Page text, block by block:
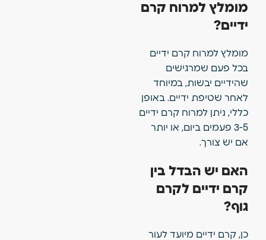
מומלץ למרוח קרם
ידיים?
מומלץ למרוח קרם ידיים
בכל פעם שמרגישים
שהידיים יבשות, במיוחד
לאחר שטיפת ידיים. באופן
כללי, ניתן למרוח קרם ידיים
3-5 פעמים ביום, או יותר
אם יש צורך.
האם יש הבדל בין
קרם ידיים לקרם
גוף?
כן, קרם ידיים מיועד לעור